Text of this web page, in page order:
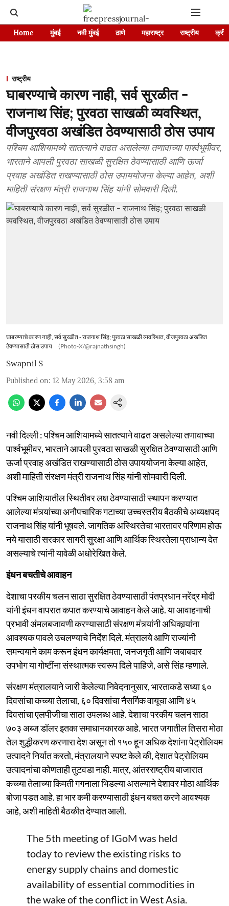
Home मुंबई नवी मुंबई ठाणे महाराष्ट्र राष्ट्रीय
राष्ट्रीय
घाबरण्याचे कारण नाही, सर्व सुरळीत -
राजनाथ सिंह; पुरवठा साखळी व्यवस्थित,
वीजपुरवठा अखंडित ठेवण्यासाठी ठोस उपाय
पश्चिम आशियामध्ये सातत्याने वाढत असलेल्या तणावाच्या पार्श्वभूमीवर,
भारताने आपली पुरवठा साखळी सुरक्षित ठेवण्यासाठी आणि ऊर्जा
प्रवाह अखंडित राखण्यासाठी ठोस उपाययोजना केल्या आहेत, अशी
माहिती संरक्षण मंत्री राजनाथ सिंह यांनी सोमवारी दिली.
घाबरण्याचे कारण नाही, सर्व सुरळीत - राजनाथ सिंह; पुरवठा साखळी व्यवस्थित, वीजपुरवठा अखंडित
ठेवण्यासाठी ठोस उपाय
(Photo-X/@rajnathsingh)
Swapnil S
Published on: 12 May 2026, 3:58 am
नवी दिल्ली : पश्चिम आशियामध्ये सातत्याने वाढत असलेल्या तणावाच्या
पार्श्वभूमीवर, भारताने आपली पुरवठा साखळी सुरक्षित ठेवण्यासाठी आणि
ऊर्जा प्रवाह अखंडित राखण्यासाठी ठोस उपाययोजना केल्या आहेत,
अशी माहिती संरक्षण मंत्री राजनाथ सिंह यांनी सोमवारी दिली.
पश्चिम आशियातील स्थितीवर लक्ष ठेवण्यासाठी स्थापन करण्यात
आलेल्या मंत्र्यांच्या अनौपचारिक गटाच्या उच्चस्तरीय बैठकीचे अध्यक्षपद
राजनाथ सिंह यांनी भूषवले. जागतिक अस्थिरतेचा भारतावर परिणाम होऊ
नये यासाठी सरकार सागरी सुरक्षा आणि आर्थिक स्थिरतेला प्राधान्य देत
असल्याचे त्यांनी यावेळी अधोरेखित केले.
इंधन बचतीचे आवाहन
देशाचा परकीय चलन साठा सुरक्षित ठेवण्यासाठी पंतप्रधान नरेंद्र मोदी
यांनी इंधन वापरात कपात करण्याचे आवाहन केले आहे. या आवाहनाची
प्रभावी अंमलबजावणी करण्यासाठी संरक्षण मंत्र्यांनी अधिकार्‍यांना
आवश्यक पावले उचलण्याचे निर्देश दिले. मंत्रालये आणि राज्यांनी
समन्वयाने काम करून इंधन कार्यक्षमता, जनजगृती आणि जबाबदार
उपभोग या गोष्टींना संस्थात्मक स्वरूप दिले पाहिजे, असे सिंह म्हणाले.
संरक्षण मंत्रालयाने जारी केलेल्या निवेदनानुसार, भारताकडे सध्या ६०
दिवसांचा कच्च्या तेलाचा, ६० दिवसांचा नैसर्गिक वायूचा आणि ४५
दिवसांचा एलपीजीचा साठा उपलब्ध आहे. देशाचा परकीय चलन साठा
७०३ अब्ज डॉलर इतका समाधानकारक आहे. भारत जगातील तिसरा मोठा
तेल शुद्धीकरण करणारा देश असून तो १५० हून अधिक देशांना पेट्रोलियम
उत्पादने निर्यात करतो, मंत्रालयाने स्पष्ट केले की, देशात पेट्रोलियम
उत्पादनांचा कोणताही तुटवडा नाही. मात्र, आंतरराष्ट्रीय बाजारात
कच्च्या तेलाच्या किमती गगनाला भिडल्या असल्याने देशावर मोठा आर्थिक
बोजा पडत आहे. हा भार कमी करण्यासाठी इंधन बचत करणे आवश्यक
आहे, अशी माहिती बैठकीत देण्यात आली.
The 5th meeting of IGoM was held
today to review the existing risks to
energy supply chains and domestic
availability of essential commodities in
the wake of the conflict in West Asia.